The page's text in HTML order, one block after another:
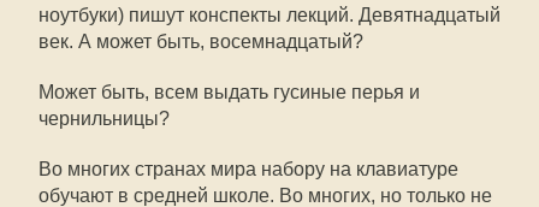
ноутбуки) пишут конспекты лекций. Девятнадцатый
век. А может быть, восемнадцатый?
Может быть, всем выдать гусиные перья и
чернильницы?
Во многих странах мира набору на клавиатуре
обучают в средней школе. Во многих, но только не